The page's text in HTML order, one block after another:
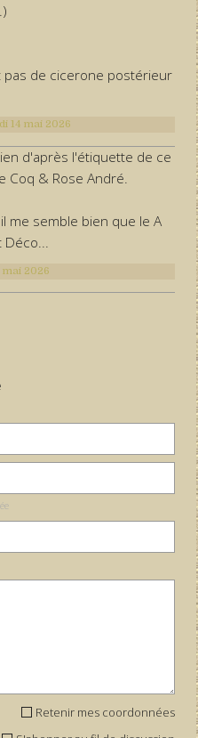
pas de cicerone postérieur
14 mai 2026
d'après l'étiquette de ce
Coq & Rose André.
me semble bien que le A
Déco...
mai 2026
Retenir mes coordonnées